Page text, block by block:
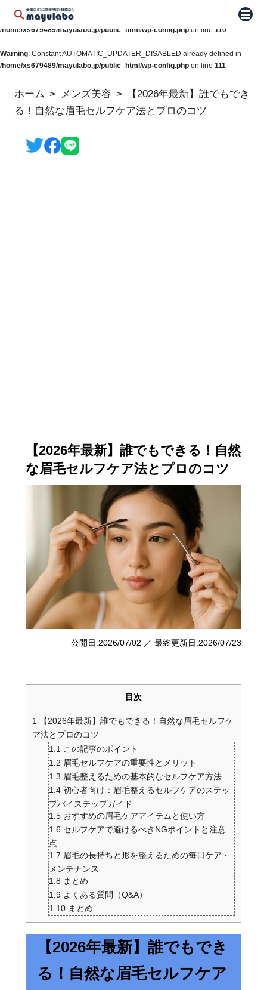
Warning: Constant WP_AUTO_UPDATE_CORE already defined in
/home/xs679489/mayulabo.jp/public_html/wp-config.php on line 110
Warning: Constant AUTOMATIC_UPDATER_DISABLED already defined in
/home/xs679489/mayulabo.jp/public_html/wp-config.php on line 111
メニ
ホーム メンズ美容
【2026年最新】誰でもでき
る！自然な眉毛セルフケア法とプロのコツ
【2026年最新】誰でもできる！自然
な眉毛セルフケア法とプロのコツ
公開日:2026/07/02 ／ 最終更新日:2026/07/23
目次
1 【2026年最新】誰でもできる！自然な眉毛セルフケ
ア法とプロのコツ
1.1 この記事のポイント
1.2 眉毛セルフケアの重要性とメリット
1.3 眉毛整えるための基本的なセルフケア方法
1.4 初心者向け：眉毛整えるセルフケアのステッ
プバイステップガイド
1.5 おすすめの眉毛ケアアイテムと使い方
1.6 セルフケアで避けるべきNGポイントと注意
点
1.7 眉毛の長持ちと形を整えるための毎日ケア・
メンテナンス
1.8 まとめ
1.9 よくある質問（Q&A）
1.10 まとめ
【2026年最新】誰でもでき
る！自然な眉毛セルフケア